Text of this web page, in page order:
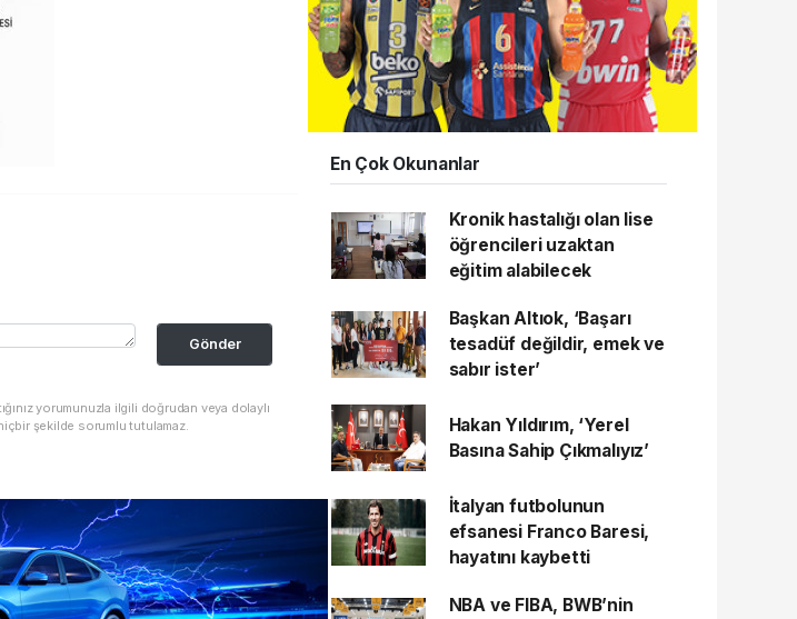
Gönder
yorumunuzla ilgili doğrudan veya dolaylı
şekilde sorumlu tutulamaz.
En Çok Okunanlar
Kronik hastalığı olan lise
öğrencileri uzaktan
eğitim alabilecek
Başkan Altıok, ‘Başarı
tesadüf değildir, emek ve
sabır ister’
Hakan Yıldırım, ‘Yerel
Basına Sahip Çıkmalıyız’
İtalyan futbolunun
efsanesi Franco Baresi,
hayatını kaybetti
NBA ve FIBA, BWB’nin